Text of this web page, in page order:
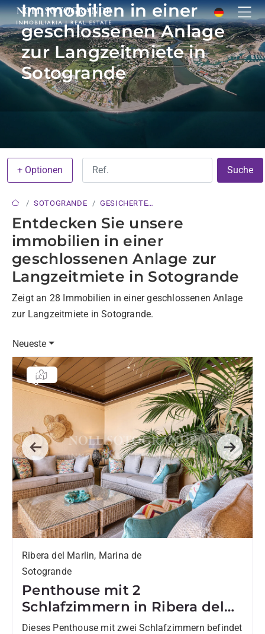
Immobilien in einer
geschlossenen Anlage
zur Langzeitmiete in
Sotogrande
+ Optionen Suche
SOTOGRANDE
GESICHERTE
WOHNANLAGE
Entdecken Sie unsere
immobilien in einer
geschlossenen Anlage zur
Langzeitmiete in Sotogrande
Zeigt an 28 Immobilien in einer geschlossenen Anlage
zur Langzeitmiete in Sotogrande.
Neueste
Previous Next
Ribera del Marlin, Marina de
Sotogrande
Penthouse mit 2
Schlafzimmern in Ribera del
Marlin zur Langzeitmiete
Dieses Penthouse mit zwei Schlafzimmern befindet